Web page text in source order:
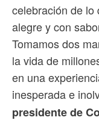
celebración de lo
alegre y con
Tomamos dos
la vida de
en una
inesperada e
presidente de